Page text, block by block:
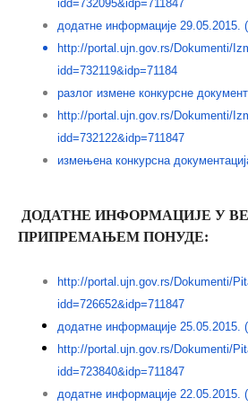
idd=732095&idp=711847
додатне информације 29.05.2015.
http://portal.ujn.gov.rs/Dokumenti/
idd=732119&idp=71184
разлог измене конкурснe
http://portal.ujn.gov.rs/Dokumenti/
idd=732122&idp=711847
измењена конкурсна
ДОДАТНЕ ИНФОРМАЦИЈЕ У
ПРИПРЕМАЊЕМ ПОНУДЕ:
http://portal.ujn.gov.rs/Dokumenti/
idd=726652&idp=711847
додатне информације 25.05.2015.
http://portal.ujn.gov.rs/Dokumenti/
idd=723840&idp=711847
додатне информације 22.05.2015.